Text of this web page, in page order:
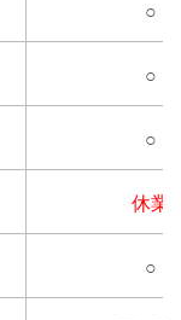
○
○
○
休業
○